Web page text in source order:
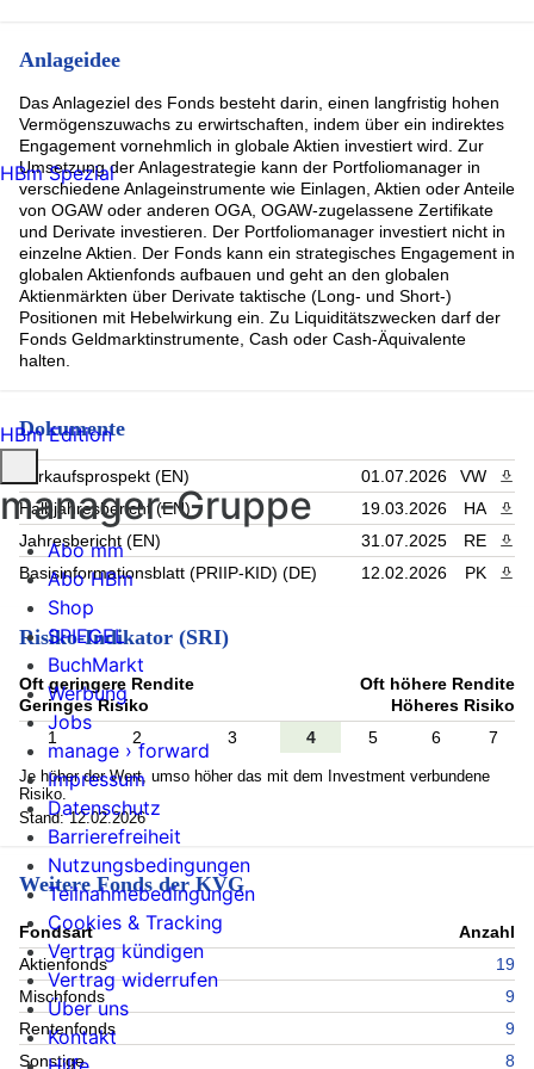
Visa (0.58%)
EXXON MOBIL CORP (0.57%)
USDEUR 220726 1.1616 (0.55%)
Lam Research Corporation (0.54%)
Rest (58.28%)
Anlageidee
Das Anlageziel des Fonds besteht darin, einen langfristig hohen
Vermögenszuwachs zu erwirtschaften, indem über ein indirektes
Engagement vornehmlich in globale Aktien investiert wird. Zur
Umsetzung der Anlagestrategie kann der Portfoliomanager in
verschiedene Anlageinstrumente wie Einlagen, Aktien oder Anteile
von OGAW oder anderen OGA, OGAW-zugelassene Zertifikate
und Derivate investieren. Der Portfoliomanager investiert nicht in
einzelne Aktien. Der Fonds kann ein strategisches Engagement in
globalen Aktienfonds aufbauen und geht an den globalen
Aktienmärkten über Derivate taktische (Long- und Short-)
Positionen mit Hebelwirkung ein. Zu Liquiditätszwecken darf der
Fonds Geldmarktinstrumente, Cash oder Cash-Äquivalente
halten.
Dokumente
Verkaufsprospekt (EN) 01.07.2026 VW
Halbjahresbericht (EN)
19.03.2026 HA
Jahresbericht (EN)
31.07.2025 RE
Basisinformationsblatt (PRIIP-KID) (DE)
12.02.2026 PK
Risiko-Indikator (SRI)
Oft geringere Rendite
Geringes Risiko
Oft höhere Rendite
Höheres Risiko
1
2 3 4 5 6 7
Je höher der Wert, umso höher das mit dem Investment verbundene
Risiko.
Stand: 12.02.2026
Weitere Fonds der KVG
Fondsart
Anzahl
Aktienfonds
19
Mischfonds
9
Rentenfonds
9
Sonstige
8
HBm Spezial
HBm Edition
manager-Gruppe
Abo mm
Abo HBm
Shop
SPIEGEL
BuchMarkt
Werbung
Jobs
manage › forward
Impressum
Datenschutz
Barrierefreiheit
Nutzungsbedingungen
Teilnahmebedingungen
Cookies & Tracking
Vertrag kündigen
Vertrag widerrufen
Über uns
Kontakt